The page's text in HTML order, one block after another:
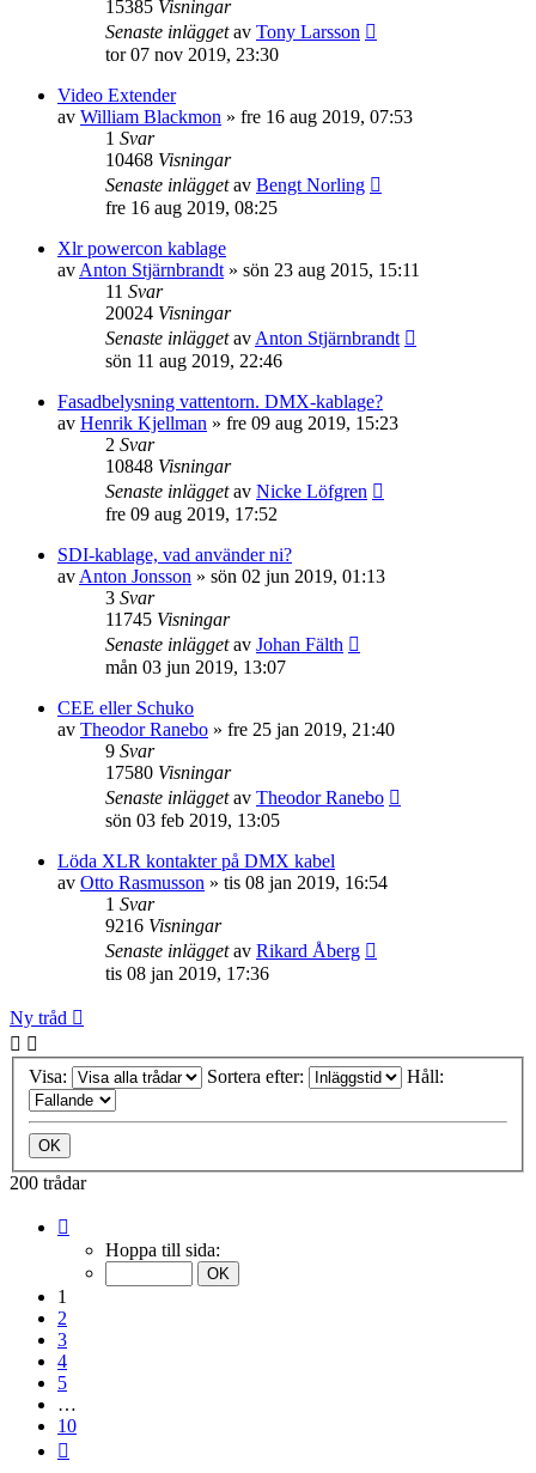
15385 Visningar
Senaste inläggetav Tony Larsson
tor 07 nov 2019, 23:30
Video Extender
av William Blackmon » fre 16 aug 2019, 07:53
1 Svar
10468 Visningar
Senaste inläggetav Bengt Norling
fre 16 aug 2019, 08:25
Xlr powercon kablage
av Anton Stjärnbrandt » sön 23 aug 2015, 15:11
11 Svar
20024 Visningar
Senaste inläggetav Anton Stjärnbrandt
sön 11 aug 2019, 22:46
Fasadbelysning vattentorn. DMX-kablage?
av Henrik Kjellman » fre 09 aug 2019, 15:23
2 Svar
10848 Visningar
Senaste inläggetav Nicke Löfgren
fre 09 aug 2019, 17:52
SDI-kablage, vad använder ni?
av Anton Jonsson » sön 02 jun 2019, 01:13
3 Svar
11745 Visningar
Senaste inläggetav Johan Fälth
mån 03 jun 2019, 13:07
CEE eller Schuko
av Theodor Ranebo » fre 25 jan 2019, 21:40
9 Svar
17580 Visningar
Senaste inläggetav Theodor Ranebo
sön 03 feb 2019, 13:05
Löda XLR kontakter på DMX kabel
av Otto Rasmusson » tis 08 jan 2019, 16:54
1 Svar
9216 Visningar
Senaste inläggetav Rikard Åberg
tis 08 jan 2019, 17:36
Ny tråd
Visa: Sortera efter: Håll:
200 trådar
Hoppa till sida:
1
2
3
4
5
…
10